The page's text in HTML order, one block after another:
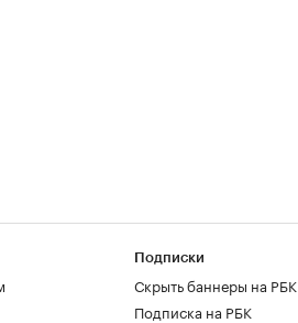
Подписки
Скрыть баннеры на РБК
Подписка на РБК